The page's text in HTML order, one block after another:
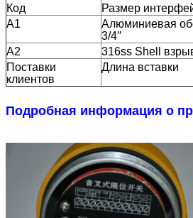
Код
Размер
А1
Алюминиевая
3/4′′
А2
316ss Shell
Поставки
клиентов
Длина вставки
Подробная информация о